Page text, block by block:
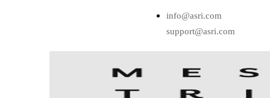
info@asri.com
support@asri.com